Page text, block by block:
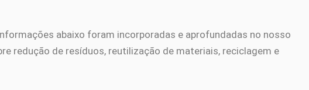
abaixo foram incorporadas e aprofundadas no nosso
redução de resíduos, reutilização de materiais, reciclagem e